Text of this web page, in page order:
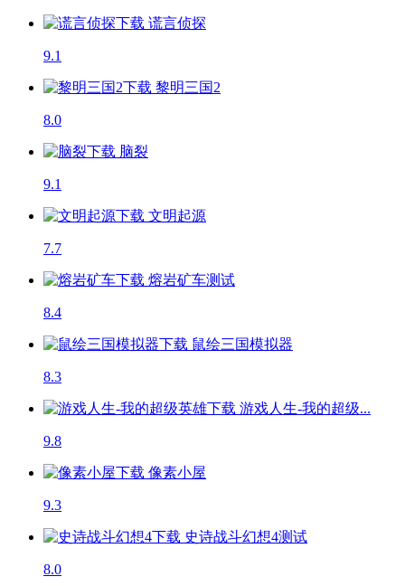
谎言侦探
9.1
黎明三国2
8.0
脑裂
9.1
文明起源
7.7
熔岩矿车测试
8.4
鼠绘三国模拟器
8.3
游戏人生-我的超级...
9.8
像素小屋
9.3
史诗战斗幻想4测试
8.0